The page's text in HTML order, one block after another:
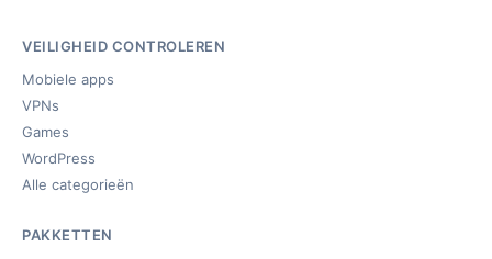
VEILIGHEID CONTROLEREN
Mobiele apps
VPNs
Games
WordPress
Alle categorieën
PAKKETTEN